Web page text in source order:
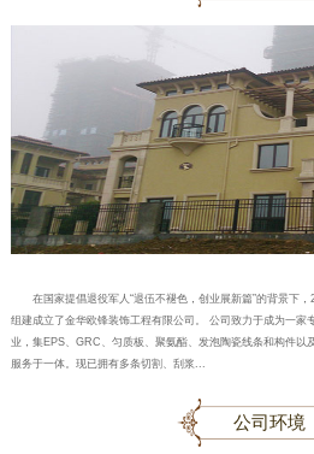
在国家提倡退役军人“退伍不褪色，创业展新篇”的背景下
组建成立了金华欧锋装饰工程有限公司。 公司致力于成为一家
业，集EPS、GRC、匀质板、聚氨酯、发泡陶瓷线条和构件以
服务于一体。现已拥有多条切割、刮浆...
公司环境